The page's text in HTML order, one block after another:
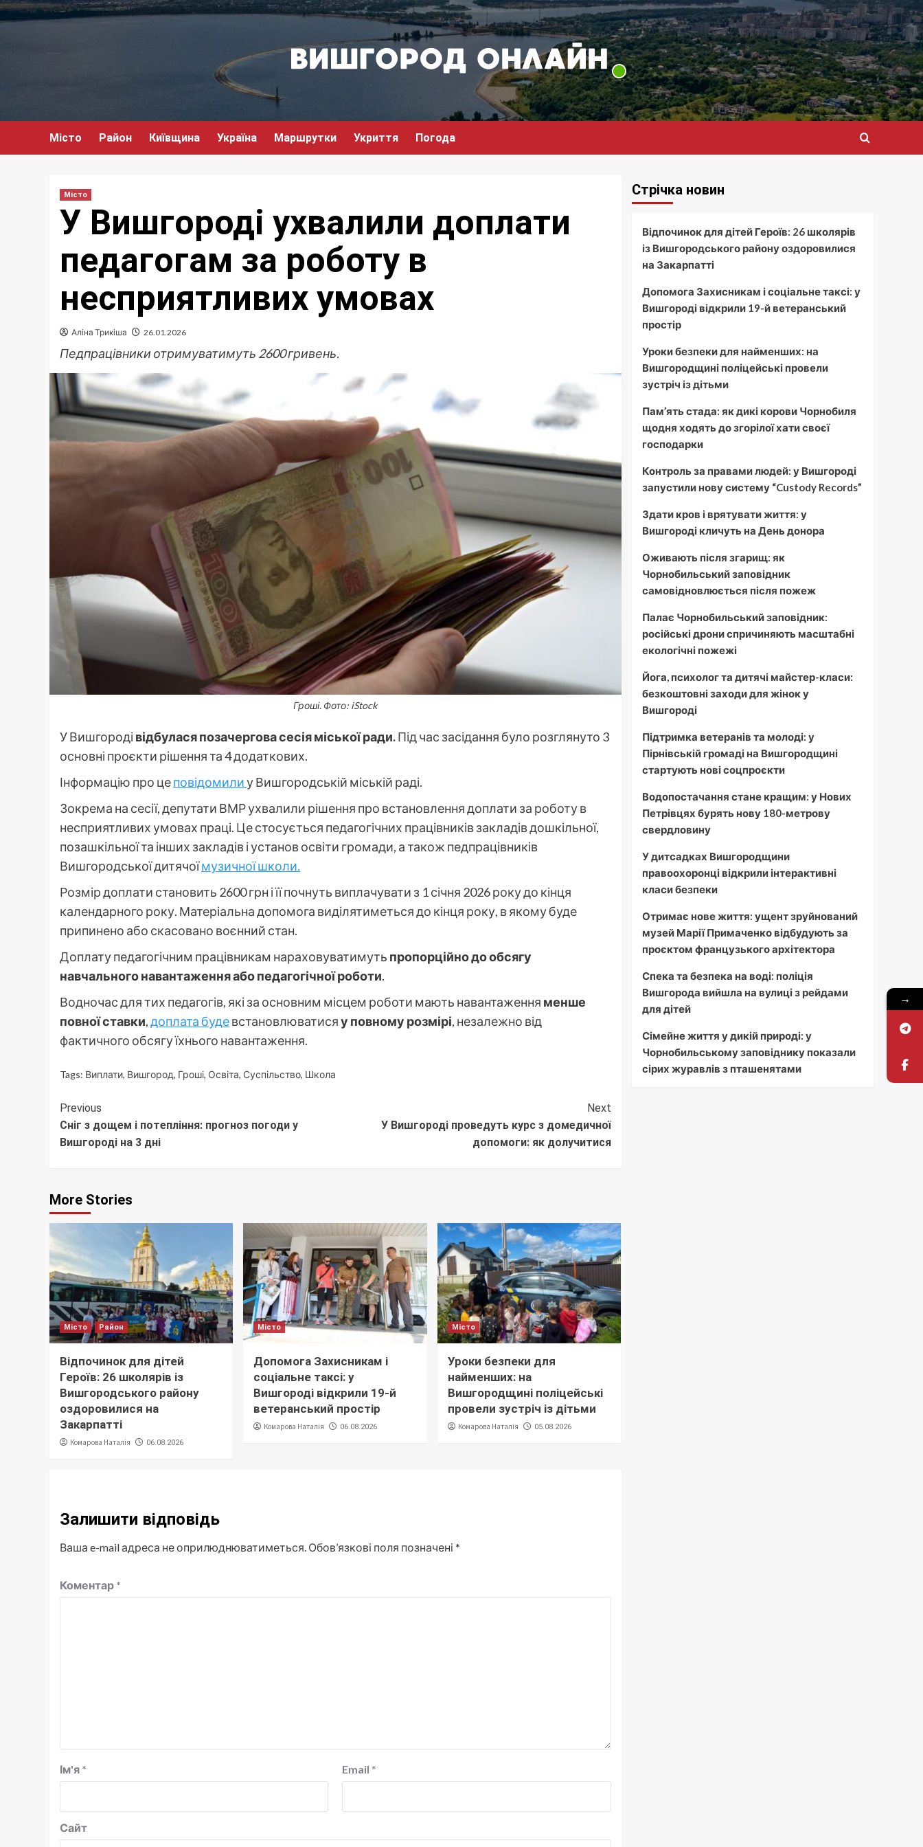
Перейти
до
Місто Район Київщина Україна Маршрутки Укриття Погода
Місто
У Вишгороді ухвалили доплати
педагогам за роботу в
несприятливих умовах
Аліна Трикіша 26.01.2026
Педпрацівники отримуватимуть 2600 гривень.
Гроші. Фото: iStock
У Вишгороді відбулася позачергова сесія міської ради.Під час засідання було розглянуто 3
основні проєкти рішення та 4 додаткових.
Інформацію про цеповідомилиу Вишгородській міській раді.
Зокрема на сесії, депутати ВМР ухвалили рішення про встановлення доплати за роботу в
несприятливих умовах праці. Це стосується педагогічних працівників закладів дошкільної,
позашкільної та інших закладів і установ освіти громади, а також педпрацівників
Вишгородської дитячоїмузичної школи.
Розмір доплати становить 2600 грн і її почнуть виплачувати з 1 січня 2026 року до кінця
календарного року. Матеріальна допомога виділятиметься до кінця року, в якому буде
припинено або скасовано воєнний стан.
Доплату педагогічним працівникам нараховуватимуть пропорційно до обсягу
навчального навантаження або педагогічної роботи.
Водночас для тих педагогів, які за основним місцем роботи мають навантаження менше
повної ставки,доплата будевстановлюватисяу повному розмірі, незалежно від
фактичного обсягу їхнього навантаження.
Tags: Виплати, Вишгород, Гроші, Освіта, Суспільство, Школа
Continue
Reading
Previous
Сніг з дощем і потепління: прогноз погоди у
Вишгороді на 3 дні
Next
У Вишгороді проведуть курс з домедичної
допомоги: як долучитися
More Stories
Місто Район
Відпочинок для дітей
Героїв: 26 школярів із
Вишгородського району
оздоровилися на
Закарпатті
Комарова Наталія 06.08.2026
Місто
Допомога Захисникам і
соціальне таксі: у
Вишгороді відкрили 19-й
ветеранський простір
Комарова Наталія 06.08.2026
Місто
Уроки безпеки для
найменших: на
Вишгородщині поліцейські
провели зустріч із дітьми
Комарова Наталія 05.08.2026
Залишити відповідь
Ваша e-mail адреса не оприлюднюватиметься. Обов’язкові поля позначені *
Коментар *
Ім'я * Email *
Сайт
Стрічка новин
Відпочинок для дітей Героїв: 26 школярів
із Вишгородського району оздоровилися
на Закарпатті
Допомога Захисникам і соціальне таксі: у
Вишгороді відкрили 19-й ветеранський
простір
Уроки безпеки для найменших: на
Вишгородщині поліцейські провели
зустріч із дітьми
Пам’ять стада: як дикі корови Чорнобиля
щодня ходять до згорілої хати своєї
господарки
Контроль за правами людей: у Вишгороді
запустили нову систему “Custody Records”
Здати кров і врятувати життя: у
Вишгороді кличуть на День донора
Оживають після згарищ: як
Чорнобильський заповідник
самовідновлюється після пожеж
Палає Чорнобильський заповідник:
російські дрони спричиняють масштабні
екологічні пожежі
Йога, психолог та дитячі майстер-класи:
безкоштовні заходи для жінок у
Вишгороді
Підтримка ветеранів та молоді: у
Пірнівській громаді на Вишгородщині
стартують нові соцпроєкти
Водопостачання стане кращим: у Нових
Петрівцях бурять нову 180-метрову
свердловину
У дитсадках Вишгородщини
правоохоронці відкрили інтерактивні
класи безпеки
Отримає нове життя: ущент зруйнований
музей Марії Примаченко відбудують за
проєктом французького архітектора
Спека та безпека на воді: поліція
Вишгорода вийшла на вулиці з рейдами
для дітей
Сімейне життя у дикій природі: у
Чорнобильському заповіднику показали
сірих журавлів з пташенятами
→